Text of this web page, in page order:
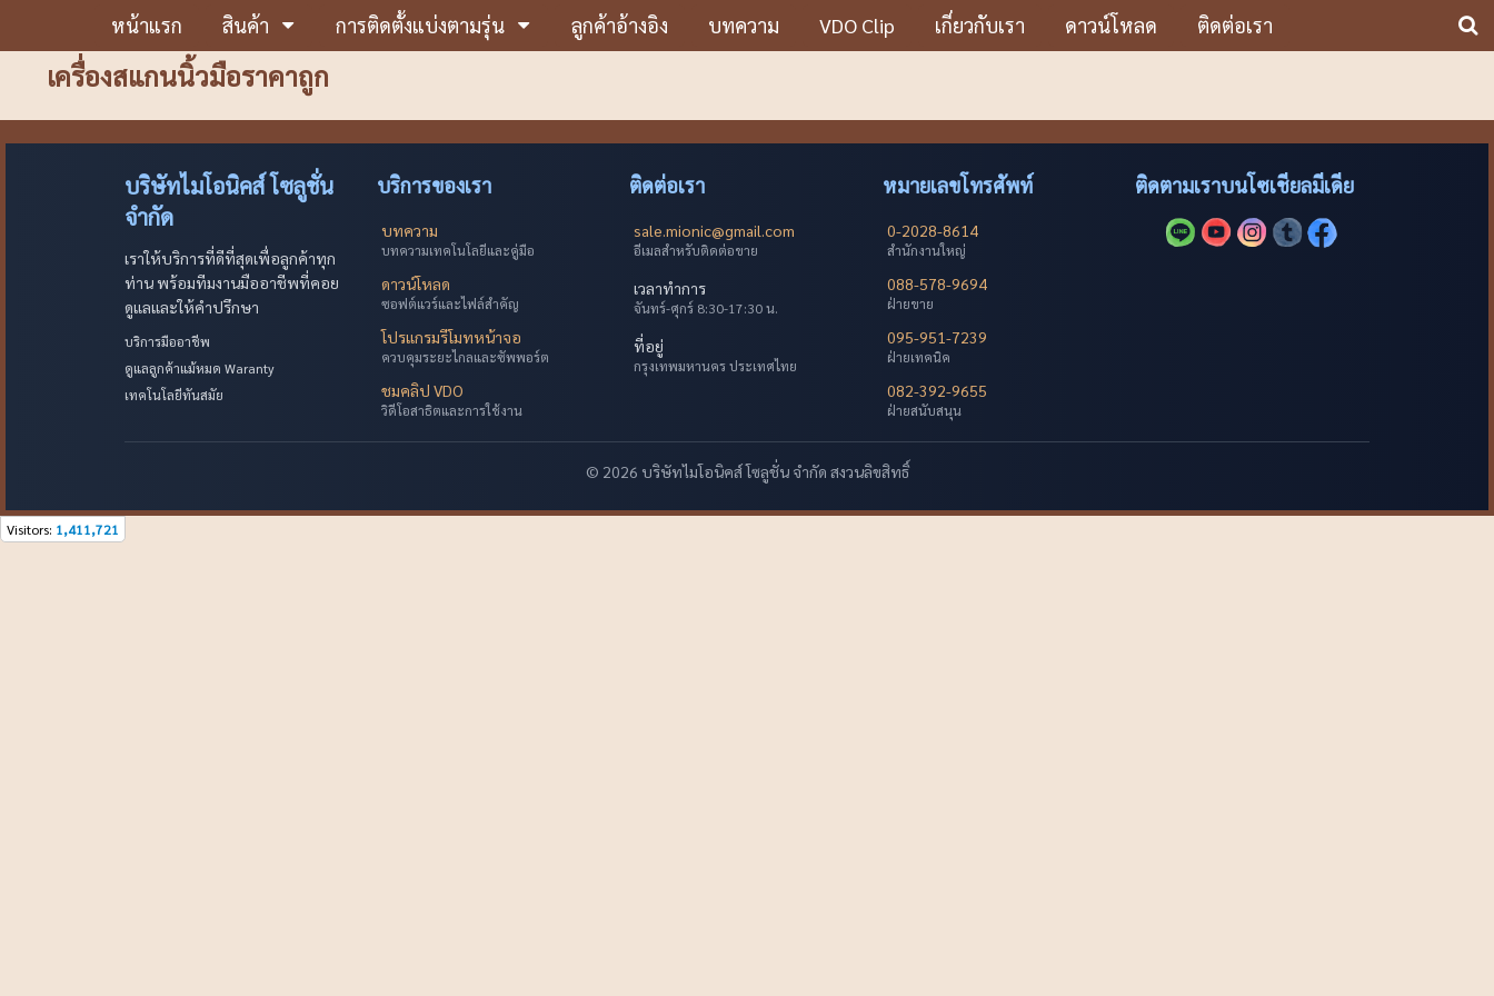
หน้าแรก สินค้า การติดตั้งแบ่งตามรุ่น ลูกค้าอ้างอิง บทความ VDO Clip เกี่ยวกับเรา ดาวน์โหลด ติดต่อเรา
เครื่องสแกนนิ้วมือราคาถูก
บริษัทไมโอนิคส์ โซลูชั่น
จำกัด
เราให้บริการที่ดีที่สุดเพื่อลูกค้าทุก
ท่าน พร้อมทีมงานมืออาชีพที่คอย
ดูแลและให้คำปรึกษา
บริการมืออาชีพ
ดูแลลูกค้าแม้หมด Waranty
เทคโนโลยีทันสมัย
บริการของเรา
บทความ
บทความเทคโนโลยีและคู่มือ
ดาวน์โหลด
ซอฟต์แวร์และไฟล์สำคัญ
โปรแกรมรีโมทหน้าจอ
ควบคุมระยะไกลและซัพพอร์ต
ชมคลิป VDO
วิดีโอสาธิตและการใช้งาน
ติดต่อเรา
sale.mionic@gmail.com
อีเมลสำหรับติดต่อขาย
เวลาทำการ
จันทร์-ศุกร์ 8:30-17:30 น.
ที่อยู่
กรุงเทพมหานคร ประเทศไทย
หมายเลขโทรศัพท์
0-2028-8614
สำนักงานใหญ่
088-578-9694
ฝ่ายขาย
095-951-7239
ฝ่ายเทคนิค
082-392-9655
ฝ่ายสนับสนุน
ติดตามเราบนโซเชียลมีเดีย
© 2026 บริษัทไมโอนิคส์ โซลูชั่น จำกัด สงวนลิขสิทธิ์
Visitors: 1,411,721